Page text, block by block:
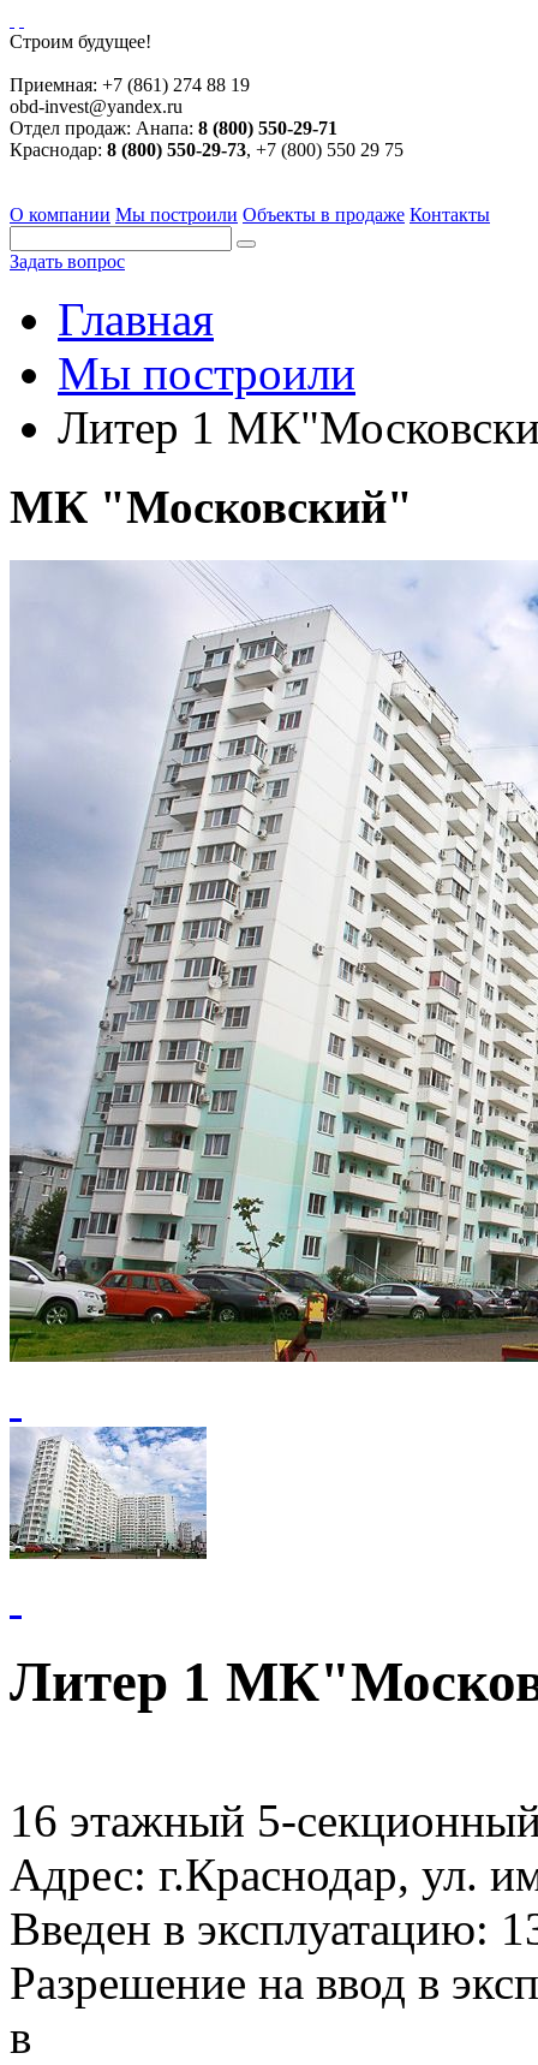
Строим будущее!
Приемная: +7 (861) 274 88 19
obd-invest@yandex.ru
Отдел продаж: Анапа: 8 (800) 550-29-71
Краснодар: 8 (800) 550-29-73, +7 (800) 550 29 75
О компании Мы построили Объекты в продаже Контакты
Задать вопрос
Главная
Мы построили
Литер 1
МК "Московский"
Литер 1
16 этажный 5-
Адрес: г.Краснодар, ул.
Введен в эксплуатацию:
Разрешение на ввод в
в